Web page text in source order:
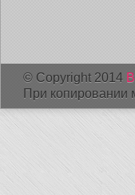
© Copyright 2014
При копировании